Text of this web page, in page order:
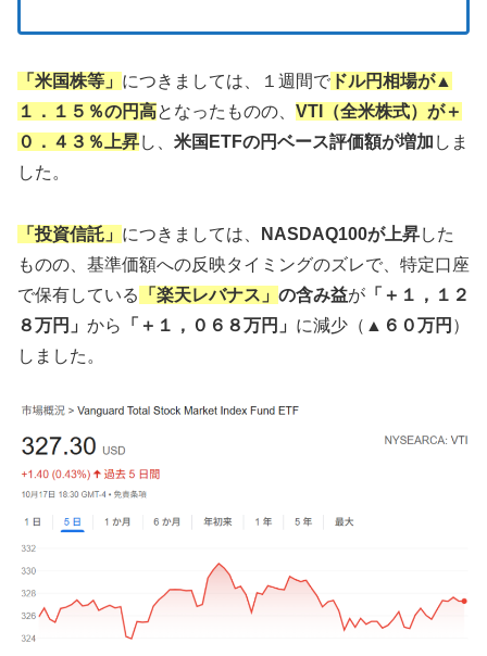
「米国株等」 につきましては、１週間で ドル円相場が▲
１．１５％の円高となったものの、 VTI（全米株式）が＋
０．４３％上昇し、 米国ETFの円ベース評価額が増加 しま
した。
「投資信託」 につきましては、 NASDAQ100が上昇した
ものの、基準価額への反映タイミングのズレで、特定口座
で保有している
「楽天レバナス」 の含み益が 「＋１，１２
８万円」 から 「＋１，０６８万円」 に減少（ ▲６０万円 ）
しました。